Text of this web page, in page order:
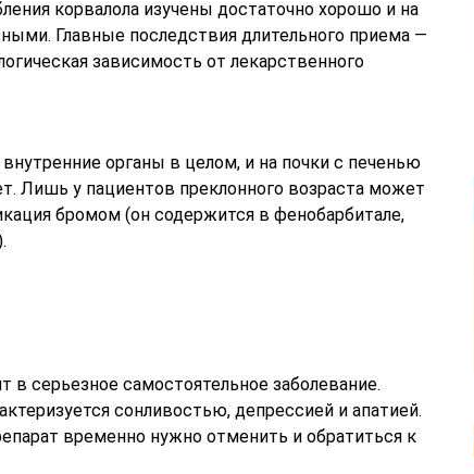
корвалола изучены достаточно хорошо и на
Главные последствия длительного приема —
зависимость от лекарственного
органы в целом, и на почки с печенью
Лишь у пациентов преклонного возраста может
бромом (он содержится в фенобарбитале,
в серьезное самостоятельное заболевание.
сонливостью, депрессией и апатией.
временно нужно отменить и обратиться к